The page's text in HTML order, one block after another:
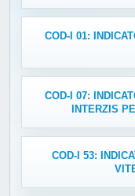
COD-I 01:
COD-I 07:
INTERZIS
COD-I 53: